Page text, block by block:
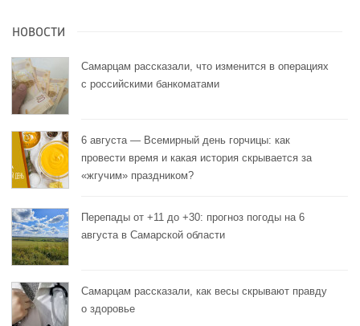
НОВОСТИ
Самарцам рассказали, что изменится в операциях
с российскими банкоматами
6 августа — Всемирный день горчицы: как
провести время и какая история скрывается за
«жгучим» праздником?
Перепады от +11 до +30: прогноз погоды на 6
августа в Самарской области
Самарцам рассказали, как весы скрывают правду
о здоровье